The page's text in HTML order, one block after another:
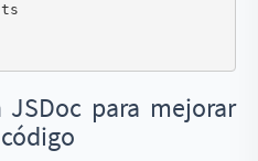
para mejorar